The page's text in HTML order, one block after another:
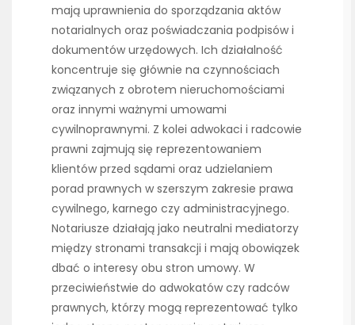
mają uprawnienia do sporządzania aktów
notarialnych oraz poświadczania podpisów i
dokumentów urzędowych. Ich działalność
koncentruje się głównie na czynnościach
związanych z obrotem nieruchomościami
oraz innymi ważnymi umowami
cywilnoprawnymi. Z kolei adwokaci i radcowie
prawni zajmują się reprezentowaniem
klientów przed sądami oraz udzielaniem
porad prawnych w szerszym zakresie prawa
cywilnego, karnego czy administracyjnego.
Notariusze działają jako neutralni mediatorzy
między stronami transakcji i mają obowiązek
dbać o interesy obu stron umowy. W
przeciwieństwie do adwokatów czy radców
prawnych, którzy mogą reprezentować tylko